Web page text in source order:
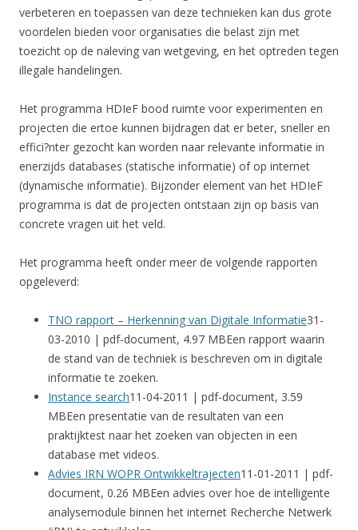
verbeteren en toepassen van deze technieken kan dus grote
voordelen bieden voor organisaties die belast zijn met
toezicht op de naleving van wetgeving, en het optreden tegen
illegale handelingen.
Het programma HDIeF bood ruimte voor experimenten en
projecten die ertoe kunnen bijdragen dat er beter, sneller en
effici?nter gezocht kan worden naar relevante informatie in
enerzijds databases (statische informatie) of op internet
(dynamische informatie). Bijzonder element van het HDIeF
programma is dat de projecten ontstaan zijn op basis van
concrete vragen uit het veld.
Het programma heeft onder meer de volgende rapporten
opgeleverd:
TNO rapport – Herkenning van Digitale Informatie31-
03-2010 | pdf-document, 4.97 MBEen rapport waarin
de stand van de techniek is beschreven om in digitale
informatie te zoeken.
Instance search11-04-2011 | pdf-document, 3.59
MBEen presentatie van de resultaten van een
praktijktest naar het zoeken van objecten in een
database met videos.
Advies IRN WOPR Ontwikkeltrajecten11-01-2011 | pdf-
document, 0.26 MBEen advies over hoe de intelligente
analysemodule binnen het internet Recherche Netwerk